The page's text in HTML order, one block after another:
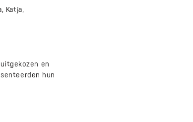
Katja,
en
hun